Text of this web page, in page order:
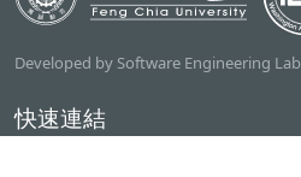
Developed by Software Engineering Lab
快速連結